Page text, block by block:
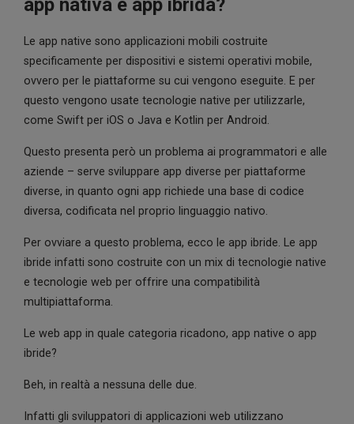
app nativa e app ibrida?
Le app native sono applicazioni mobili costruite
specificamente per dispositivi e sistemi operativi mobile,
ovvero per le piattaforme su cui vengono eseguite. E per
questo vengono usate tecnologie native per utilizzarle,
come Swift per iOS o Java e Kotlin per Android.
Questo presenta però un problema ai programmatori e alle
aziende – serve sviluppare app diverse per piattaforme
diverse, in quanto ogni app richiede una base di codice
diversa, codificata nel proprio linguaggio nativo.
Per ovviare a questo problema, ecco le app ibride. Le app
ibride infatti sono costruite con un mix di tecnologie native
e tecnologie web per offrire una compatibilità
multipiattaforma.
Le web app in quale categoria ricadono, app native o app
ibride?
Beh, in realtà a nessuna delle due.
Infatti gli sviluppatori di applicazioni web utilizzano